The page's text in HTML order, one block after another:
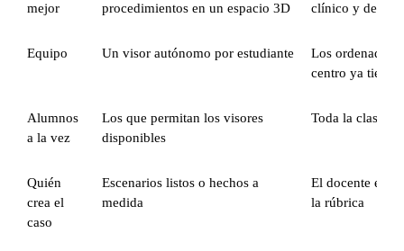
mejor
procedimientos en un espacio 3D
clínico y
Equipo Un visor autónomo por estudiante
Los
centro ya tiene
Alumnos
a la vez
Los que permitan los visores
disponibles
Toda la clase
Quién
crea el
caso
Escenarios listos o hechos a
medida
El docente
la rúbrica